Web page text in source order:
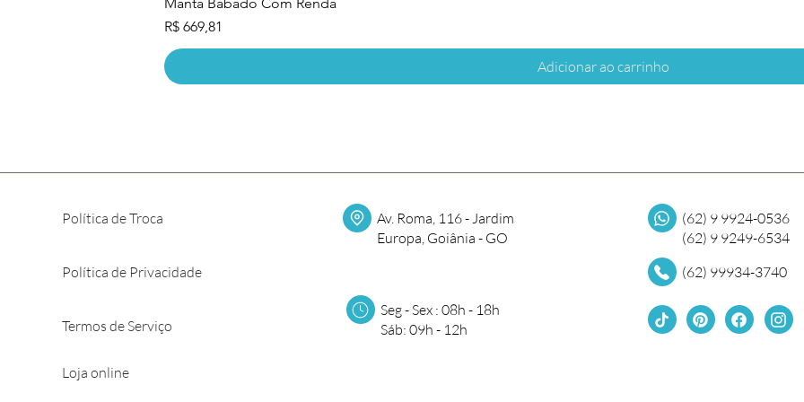
Preço
R$ 669,81
Adicionar ao carrinho
Política de Troca
Política de Privacidade
Termos de Serviço
Loja online
Av. Roma, 116 - Jardim
Europa, Goiânia - GO
Seg - Sex : 08h - 18h
Sáb: 09h - 12h
(62) 9 9924-0536
(62) 9 9249-6534
(62) 99934-3740